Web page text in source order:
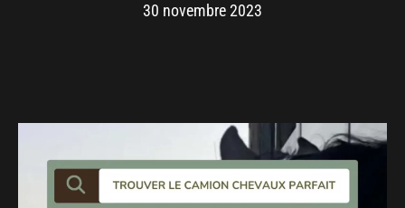
30 novembre 2023